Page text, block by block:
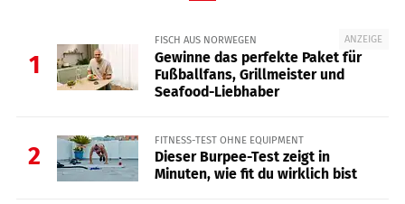
1
ANZEIGE
FISCH AUS NORWEGEN
Gewinne das perfekte Paket für
Fußballfans, Grillmeister und
Seafood-Liebhaber
2
FITNESS-TEST OHNE EQUIPMENT
Dieser Burpee-Test zeigt in
Minuten, wie fit du wirklich bist